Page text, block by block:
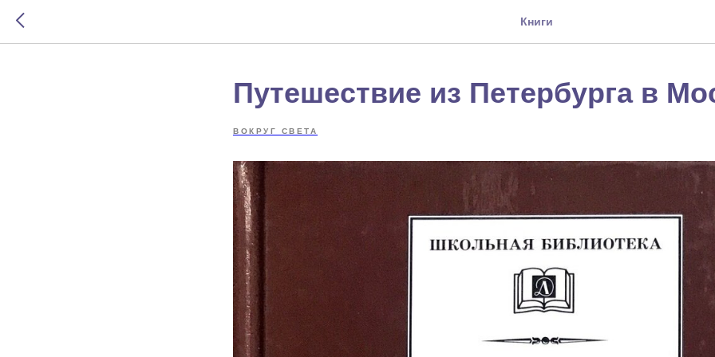
Книги
Путешествие из Петербурга в
ВОКРУГ СВЕТА